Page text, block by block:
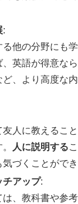
:
他の分野にも
、英語が得意な
ど、より高度な
人に教えるこ
人に説明する
づくことができ
チアップ:
、教科書や参考